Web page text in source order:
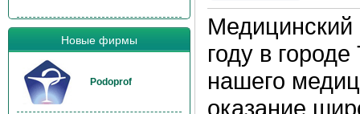
Новые фирмы
Podoprof
Медицинский
году в
нашего
оказание